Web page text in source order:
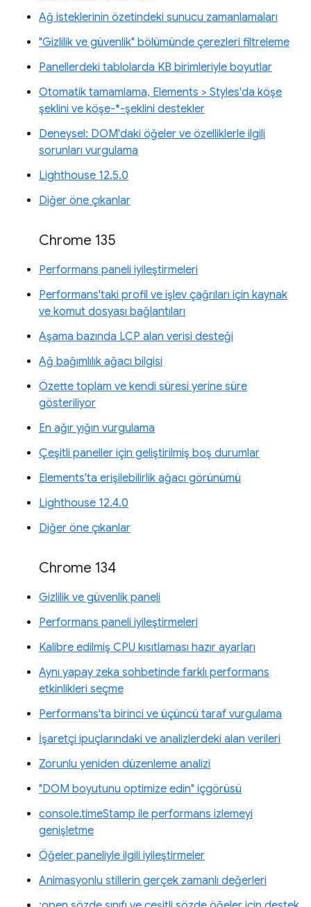
Ağ isteklerinin özetindeki sunucu zamanlamaları
"Gizlilik ve güvenlik" bölümünde çerezleri filtreleme
Panellerdeki tablolarda KB birimleriyle boyutlar
Otomatik tamamlama, Elements > Styles'da köşe
şeklini ve köşe-*-şeklini destekler
Deneysel: DOM'daki öğeler ve özelliklerle ilgili
sorunları vurgulama
Lighthouse 12.5.0
Diğer öne çıkanlar
Chrome 135
Performans paneli iyileştirmeleri
Performans'taki profil ve işlev çağrıları için kaynak
ve komut dosyası bağlantıları
Aşama bazında LCP alan verisi desteği
Ağ bağımlılık ağacı bilgisi
Özette toplam ve kendi süresi yerine süre
gösteriliyor
En ağır yığın vurgulama
Çeşitli paneller için geliştirilmiş boş durumlar
Elements'ta erişilebilirlik ağacı görünümü
Lighthouse 12.4.0
Diğer öne çıkanlar
Chrome 134
Gizlilik ve güvenlik paneli
Performans paneli iyileştirmeleri
Kalibre edilmiş CPU kısıtlaması hazır ayarları
Aynı yapay zeka sohbetinde farklı performans
etkinlikleri seçme
Performans'ta birinci ve üçüncü taraf vurgulama
İşaretçi ipuçlarındaki ve analizlerdeki alan verileri
Zorunlu yeniden düzenleme analizi
"DOM boyutunu optimize edin" içgörüsü
console.timeStamp ile performans izlemeyi
genişletme
Öğeler paneliyle ilgili iyileştirmeler
Animasyonlu stillerin gerçek zamanlı değerleri